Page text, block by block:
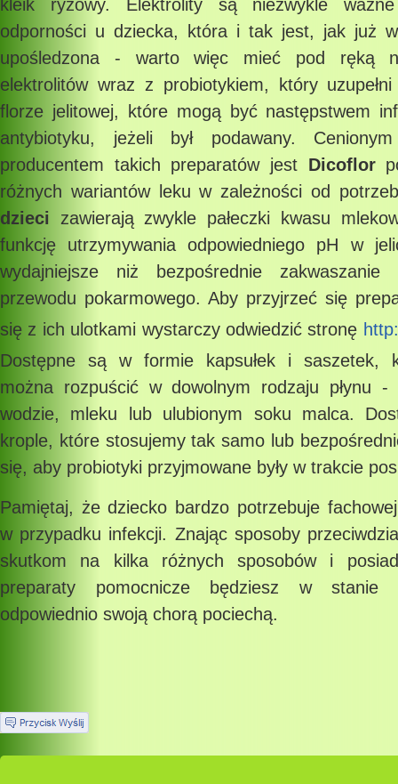
kleik ryżowy. Elektrolity są niezwykle
odporności u dziecka, która i tak jest, jak już
upośledzona - warto więc mieć pod ręką
elektrolitów wraz z probiotykiem, który
florze jelitowej, które mogą być następstwem
antybiotyku, jeżeli był podawany.
producentem takich preparatów jest Dicoflor
różnych wariantów leku w zależności od
dzieci zawierają zwykle pałeczki kwasu
funkcję utrzymywania odpowiedniego pH w
wydajniejsze niż bezpośrednie zakwaszanie
przewodu pokarmowego. Aby przyjrzeć się
się z ich ulotkami wystarczy odwiedzić stronę
Dostępne są w formie kapsułek i saszetek,
można rozpuścić w dowolnym rodzaju płynu -
wodzie, mleku lub ulubionym soku malca.
krople, które stosujemy tak samo lub
się, aby probiotyki przyjmowane były w trakcie
Pamiętaj, że dziecko bardzo potrzebuje
w przypadku infekcji. Znając sposoby
skutkom na kilka różnych sposobów i
preparaty pomocnicze będziesz w stanie
odpowiednio swoją chorą pociechą.